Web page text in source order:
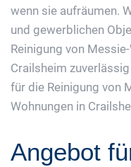
wenn sie aufräumen.
und gewerblichen
Reinigung von
Crailsheim
für die Reinigung von
Wohnungen in
Angebot